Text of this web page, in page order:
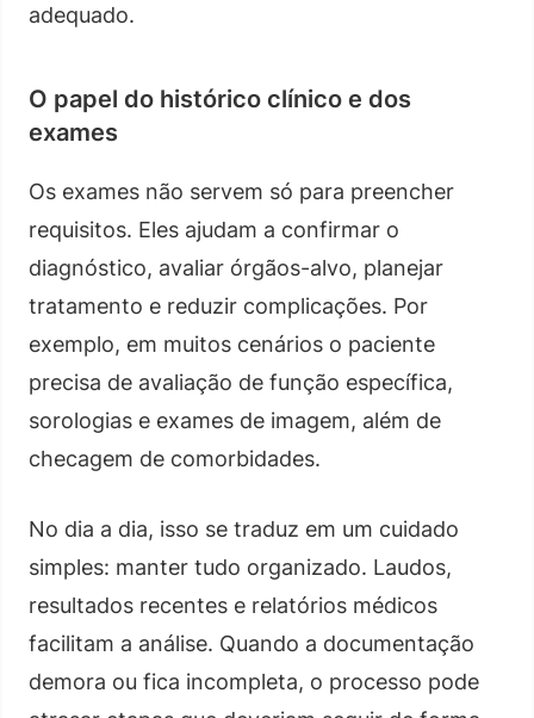
adequado.
O papel do histórico clínico e dos
exames
Os exames não servem só para preencher
requisitos. Eles ajudam a confirmar o
diagnóstico, avaliar órgãos-alvo, planejar
tratamento e reduzir complicações. Por
exemplo, em muitos cenários o paciente
precisa de avaliação de função específica,
sorologias e exames de imagem, além de
checagem de comorbidades.
No dia a dia, isso se traduz em um cuidado
simples: manter tudo organizado. Laudos,
resultados recentes e relatórios médicos
facilitam a análise. Quando a documentação
demora ou fica incompleta, o processo pode